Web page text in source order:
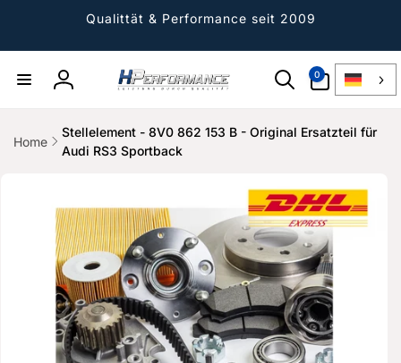
Qualittät & Performance seit 2009
Einloggen
0
Artikel
Home
Stellelement - 8V0 862 153 B - Original Ersatzteil für
Audi RS3 Sportback